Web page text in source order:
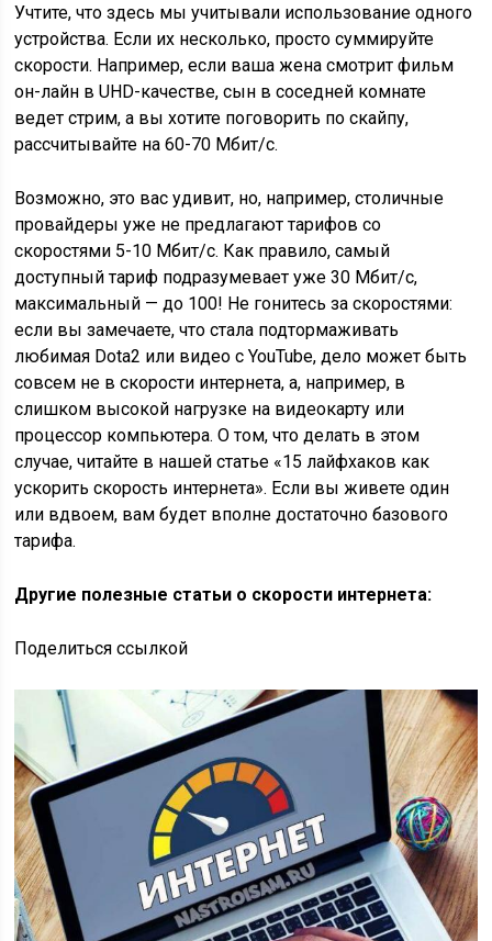
Учтите, что здесь мы учитывали использование одного
устройства. Если их несколько, просто суммируйте
скорости. Например, если ваша жена смотрит фильм
он-лайн в UHD-качестве, сын в соседней комнате
ведет стрим, а вы хотите поговорить по скайпу,
рассчитывайте на 60-70 Мбит/с.
Возможно, это вас удивит, но, например, столичные
провайдеры уже не предлагают тарифов со
скоростями 5-10 Мбит/с. Как правило, самый
доступный тариф подразумевает уже 30 Мбит/с,
максимальный — до 100! Не гонитесь за скоростями:
если вы замечаете, что стала подтормаживать
любимая Dota2 или видео с YouTube, дело может быть
совсем не в скорости интернета, а, например, в
слишком высокой нагрузке на видеокарту или
процессор компьютера. О том, что делать в этом
случае, читайте в нашей статье «15 лайфхаков как
ускорить скорость интернета». Если вы живете один
или вдвоем, вам будет вполне достаточно базового
тарифа.
Другие полезные статьи о скорости интернета:
Поделиться ссылкой